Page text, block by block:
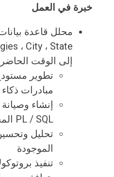
خبرة في العمل
إلى الوقت
تطوير
مبادرات
إنشاء
PL / SQL المخزنة
تحليل
الموجودة
تنفيذ